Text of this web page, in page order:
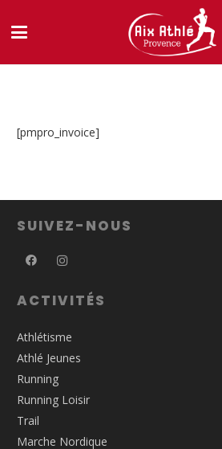
[pmpro_invoice]
SUIVEZ-NOUS
ACTIVITÉS
Athlétisme
Athlé Jeunes
Running
Running Loisir
Trail
Marche Nordique